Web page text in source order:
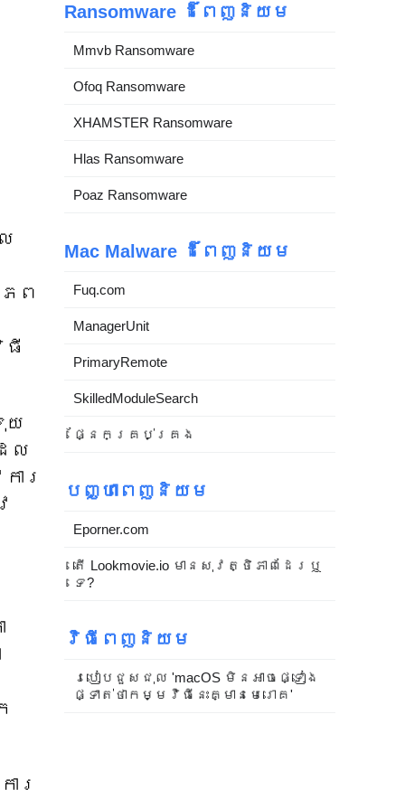
ភព
ធី
យ
ល
ារ
ារ
Ransomware ដ៏ពេញនិយម
Mmvb Ransomware
Ofoq Ransomware
XHAMSTER Ransomware
Hlas Ransomware
Poaz Ransomware
Mac Malware ដ៏ពេញនិយម
Fuq.com
ManagerUnit
PrimaryRemote
SkilledModuleSearch
ផ្នែកគ្រប់គ្រង
បញ្ហាពេញនិយម
Eporner.com
តើ Lookmovie.io មានសុវត្ថិភាពដែរឬ
ទេ?
វិធីពេញនិយម
របៀបជួសជុល 'macOS មិនអាចផ្ទៀង
ផ្ទាត់ថាកម្មវិធីនេះគ្មានមេរោគ'